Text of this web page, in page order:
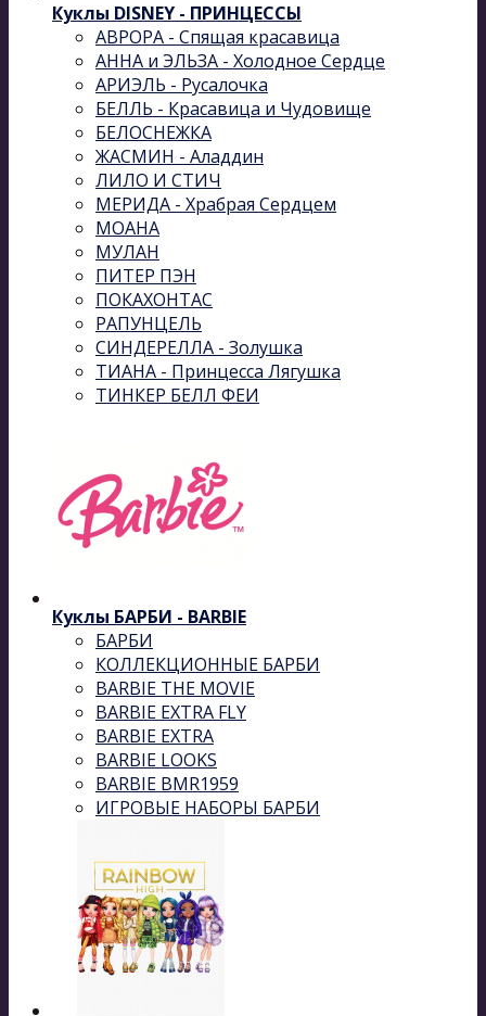
Куклы DISNEY - ПРИНЦЕССЫ
АВРОРА - Спящая красавица
АННА и ЭЛЬЗА - Холодное Сердце
АРИЭЛЬ - Русалочка
БЕЛЛЬ - Красавица и Чудовище
БЕЛОСНЕЖКА
ЖАСМИН - Аладдин
ЛИЛО И СТИЧ
МЕРИДА - Храбрая Сердцем
МОАНА
МУЛАН
ПИТЕР ПЭН
ПОКАХОНТАС
РАПУНЦЕЛЬ
СИНДЕРЕЛЛА - Золушка
ТИАНА - Принцесса Лягушка
ТИНКЕР БЕЛЛ ФЕИ
Куклы БАРБИ - BARBIE
БАРБИ
КОЛЛЕКЦИОННЫЕ БАРБИ
BARBIE THE MOVIE
BARBIE EXTRA FLY
BARBIE EXTRA
BARBIE LOOKS
BARBIE BMR1959
ИГРОВЫЕ НАБОРЫ БАРБИ